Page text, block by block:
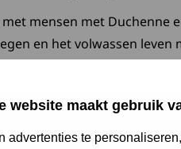
website maakt gebruik
advertenties te
mensen met Duchenne
en het volwassen